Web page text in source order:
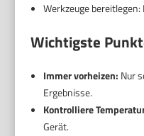
Werkzeuge
Wichtigste
Immer vorheizen: Nur
Ergebnisse.
Kontrolliere
Gerät.